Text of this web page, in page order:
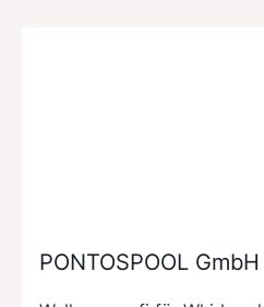
PONTOSPOOL GmbH